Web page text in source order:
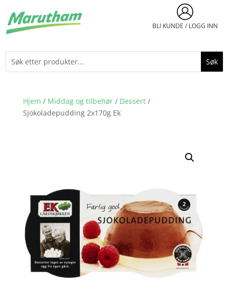
BLI KUNDE / LOGG INN
Hjem / Middag og tilbehør/ Dessert/
Sjokoladepudding 2x170g Ek